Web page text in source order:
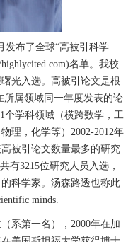
发布了全球“高被引科学
名单。我校
光入选。高被引论文是根
所属领域同一年度发表的论
个学科领域（横跨数学，工
理，化学等） 2002-2012年
被引论文数量最多的研究
有3215位研究人员入选，
科学家。汤森路透也称此
minds.
系第一名）， 2000年在加